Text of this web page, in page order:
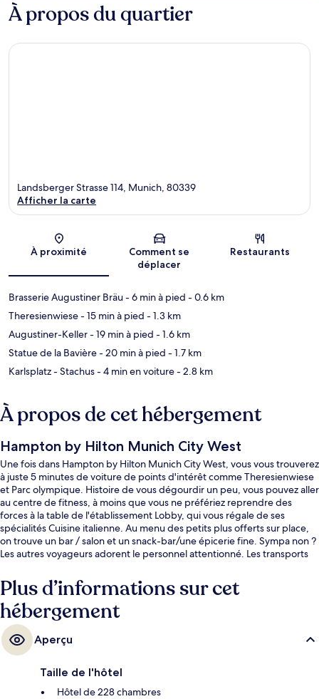
À propos du quartier
Carte
Landsberger Strasse 114, Munich, 80339
Afficher la carte
À proximité
Comment se
déplacer
Restaurants
Brasserie Augustiner Bräu- 6 min à pied - 0.6 km
Theresienwiese- 15 min à pied - 1.3 km
Augustiner-Keller- 19 min à pied - 1.6 km
Statue de la Bavière- 20 min à pied - 1.7 km
Karlsplatz - Stachus- 4 min en voiture- 2.8 km
À propos de cet hébergement
Hampton by Hilton Munich City West
Une fois dans Hampton by Hilton Munich City West, vous vous trouverez
à juste 5 minutes de voiture de points d'intérêt comme Theresienwiese
et Parc olympique. Histoire de vous dégourdir un peu, vous pouvez aller
au centre de fitness, à moins que vous ne préfériez reprendre des
forces à la table de l'établissement Lobby, qui vous régale de ses
spécialités Cuisine italienne. Au menu des petits plus offerts sur place,
on trouve un bar / salon et un snack-bar/une épicerie fine. Sympa non ?
Les autres voyageurs adorent le personnel attentionné. Les transports
Trappentreustraße est à 2 min et Station Barthstraße, à 6 min.
Plus d’informations sur cet
hébergement
Aperçu
Taille de l'hôtel
Hôtel de 228 chambres